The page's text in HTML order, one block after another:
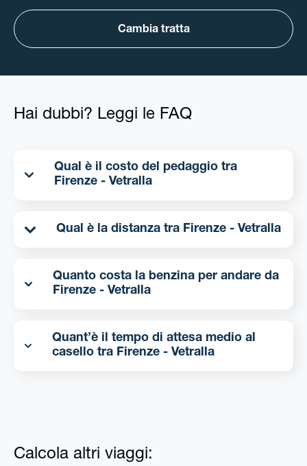
Cambia tratta
Hai dubbi? Leggi le FAQ
Qual è il costo del pedaggio tra
Firenze - Vetralla
Qual è la distanza tra Firenze - Vetralla
Quanto costa la benzina per andare da
Firenze - Vetralla
Quant’è il tempo di attesa medio al
casello tra Firenze - Vetralla
Calcola altri viaggi: